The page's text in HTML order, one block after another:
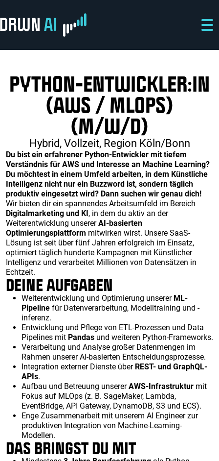
PYTHON-ENTWICKLER:IN
(AWS / MLOPS)
(M/W/D)
Hybrid Vollzeit Region Köln/Bonn
Du bist ein erfahrener Python-Entwickler mit tiefem
Verständnis für AWS und Interesse an Machine Learning?
Du möchtest in einem Umfeld arbeiten, in dem Künstliche
Intelligenz nicht nur ein Buzzword ist, sondern täglich
produktiv eingesetzt wird? Dann suchen wir genau dich!
Wir bieten dir ein spannendes Arbeitsumfeld im Bereich
Digitalmarketing und KI, in dem du aktiv an der
Weiterentwicklung unsererAI-basierten
Optimierungsplattform mitwirken wirst. Unsere SaaS-
Lösung ist seit über fünf Jahren erfolgreich im Einsatz,
optimiert täglich hunderte Kampagnen mit Künstlicher
Intelligenz und verarbeitet Millionen von Datensätzen in
Echtzeit.
DEINE AUFGABEN
Weiterentwicklung und Optimierung unserer ML-
Pipeline für Datenverarbeitung, Modelltraining und -
inferenz.
Entwicklung und Pflege von ETL-Prozessen und Data
Pipelines mit Pandas und weiteren Python-Frameworks.
Verarbeitung und Analyse großer Datenmengen im
Rahmen unserer AI-basierten Entscheidungsprozesse.
Integration externer Dienste über REST- und GraphQL-
APIs.
Aufbau und Betreuung unsererAWS-Infrastruktur mit
Fokus auf MLOps (z. B. SageMaker, Lambda,
EventBridge, API Gateway, DynamoDB, S3 und ECS).
Enge Zusammenarbeit mit unserem AI Engineer zur
produktiven Integration von Machine-Learning-
Modellen.
DAS BRINGST DU MIT